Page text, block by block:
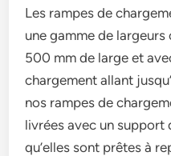
Les rampes de
une gamme de
500 mm de large et
chargement allant
nos rampes de
livrées avec un support
qu’elles sont prêtes à